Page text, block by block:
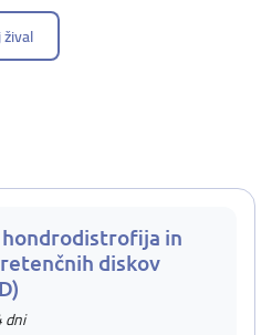
žival
in
diskov
dni